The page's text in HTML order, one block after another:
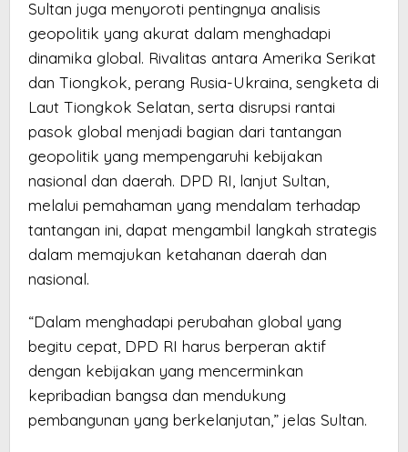
Sultan juga menyoroti pentingnya analisis
geopolitik yang akurat dalam menghadapi
dinamika global. Rivalitas antara Amerika Serikat
dan Tiongkok, perang Rusia-Ukraina, sengketa di
Laut Tiongkok Selatan, serta disrupsi rantai
pasok global menjadi bagian dari tantangan
geopolitik yang mempengaruhi kebijakan
nasional dan daerah. DPD RI, lanjut Sultan,
melalui pemahaman yang mendalam terhadap
tantangan ini, dapat mengambil langkah strategis
dalam memajukan ketahanan daerah dan
nasional.
“Dalam menghadapi perubahan global yang
begitu cepat, DPD RI harus berperan aktif
dengan kebijakan yang mencerminkan
kepribadian bangsa dan mendukung
pembangunan yang berkelanjutan,” jelas Sultan.